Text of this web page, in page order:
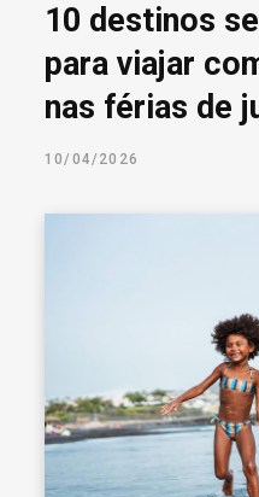
10 destinos
para viajar
nas férias de
10/04/2026